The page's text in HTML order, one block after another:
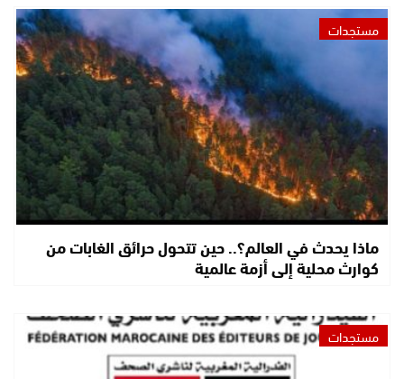
مستجدات
ماذا يحدث في العالم؟.. حين تتحول حرائق الغابات من
كوارث محلية إلى أزمة عالمية
مستجدات